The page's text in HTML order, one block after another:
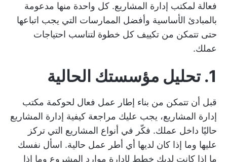
فعالة لمكتب إدارة المشاريع. كل واحدة منها مدعومة
بالمبادئ الأساسية وأفضل الممارسات التي يجب اتباعها
حتى تتمكن من تكييف كل خطوة لتناسب احتياجات
عملك.
1. تحليل مؤسستك الحالية
قبل أن تتمكن من بناء إطار عمل فعال لحوكمة مكتب
إدارة المشاريع، يجب عليك مراجعة كيفية إدارة المشاريع
حاليًا داخل عملك. فكّر في أنواع المشاريع التي تركز
عليها وما إذا كان لديها أي أطر عمل حالية. اسأل نفسك
ما إذا كانت لديك خطط لإدارة موارد المشروع وما إذا